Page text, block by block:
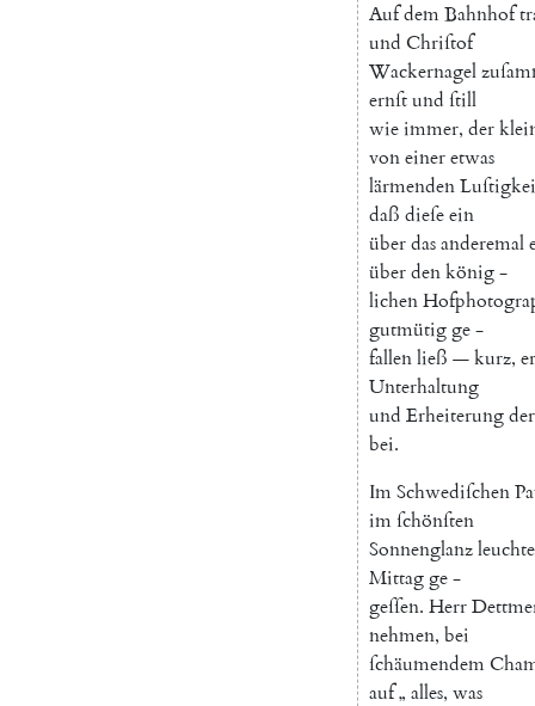
AufdemBahnhof
und Chriſtof
Wackernagel
ernſtund ſtill
wieimmer, der
voneineretwas
lärmenden
daß dieſeein
überdasanderemal
überdenkönig-
lichen
gutmütigge-
fallenließ —kurz, er
Unterhaltung
und Erheiterungder
bei.
ImSchwediſchen
imſchönſten
Sonnenglanz
Mittagge-
geſſen. Herr
nehmen, bei
ſchäumendem
auf„ alles, was